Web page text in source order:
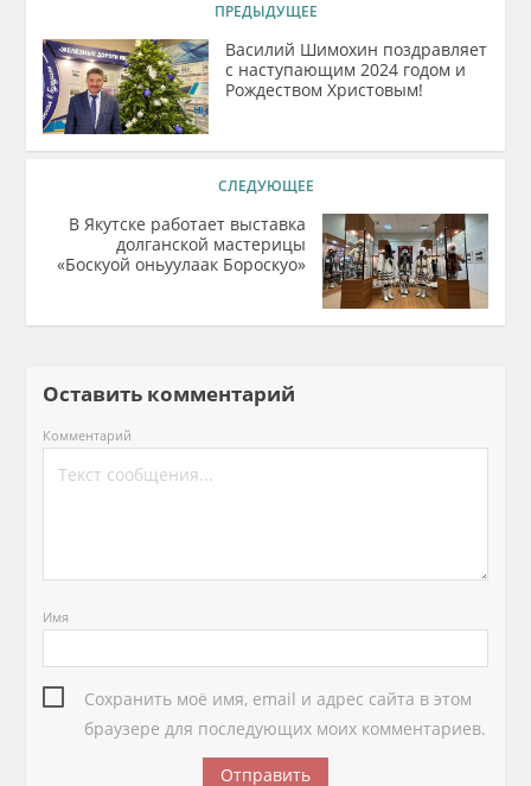
ПРЕДЫДУЩЕЕ
Василий Шимохин поздравляет
с наступающим 2024 годом и
Рождеством Христовым!
СЛЕДУЮЩЕЕ
В Якутске работает выставка
долганской мастерицы
«Боскуой оньуулаак Бороскуо»
Оставить комментарий
Комментарий
Имя
Сохранить моё имя, email и адрес сайта в этом
браузере для последующих моих комментариев.